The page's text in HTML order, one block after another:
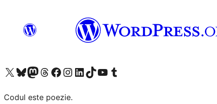
Mergi la contul nostru X (fost Twitter)
Vizitează contul nostru Bluesky
Vizitează contul nostru Mastodon
Vizitează contul nostru Threads
Vizitează pagina noastră Facebook
Vizitează-ne pe Instagram
Vizitează-ne pe LinkedIn
Vizitează contul nostru TikTok
Vizitează canalul nostru YouTube
Vizitează contul nostru Tumblr
Codul este poezie.